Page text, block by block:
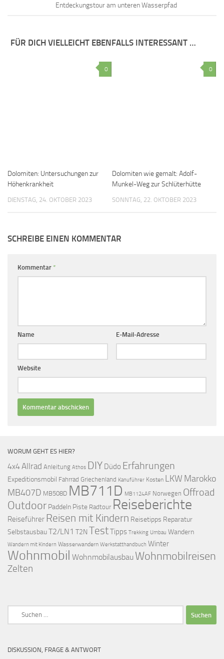
Entdeckungstour am unteren Wasserpfad
FÜR DICH VIELLEICHT EBENFALLS INTERESSANT …
0
Dolomiten: Untersuchungen zur
Höhenkrankheit
DIENSTAG, 24. OKTOBER 2023
0
Dolomiten wie gemalt: Adolf-
Munkel-Weg zur Schlüterhütte
SONNTAG, 22. OKTOBER 2023
SCHREIBE EINEN KOMMENTAR
Kommentar *
Name E-Mail-Adresse
Website
WORUM GEHT ES HIER?
4x4Allrad Anleitung Athos DIY Düdo Erfahrungen
Expeditionsmobil Fahrrad Griechenland Kanuführer Kosten LKW Marokko
MB407D MB508D MB711D MB1124AF Norwegen Offroad
Outdoor Paddeln Piste Radtour Reiseberichte
Reiseführer Reisen mit Kindern Reisetipps Reparatur
SelbstausbauT2/LN1 T2N TestTipps Trekking Umbau Wandern
Wandern mit Kindern Wasserwandern Werkstatthandbuch Winter
Wohnmobil Wohnmobilausbau Wohnmobilreisen
Zelten
Suchen
nach:
DISKUSSION, FRAGE & ANTWORT